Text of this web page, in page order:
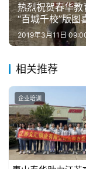
热烈祝贺春华
“百城千校”版图
2019年3月11日
相关推荐
企业培训